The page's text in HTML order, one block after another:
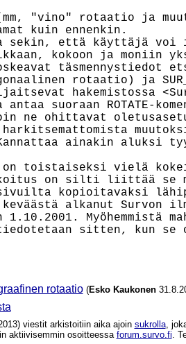
"vino" rotaatio ja
kuin ennenkin.
sekin, että käyttäjä voi
kokoon ja
täsmennystiedot
rotaatio) ja
hakemistossa
suoraan ROTATE-
ne ohittavat
ainakin aluksi
toistaiseksi vielä
on silti liittää se
kopioitavaksi
keväästä alkanut Survon
1.10.2001. Myöhemmistä
sitten, kun se
rotaatio (Esko Kaukonen
viestit arkistoitiin aika ajoin sukrolla,
aktiivisemmin osoitteessa forum.survo.fi.